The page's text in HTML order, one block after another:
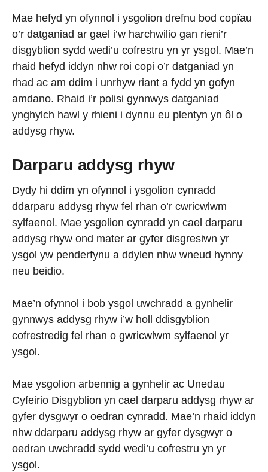
Mae hefyd yn ofynnol i ysgolion drefnu bod copïau
o’r datganiad ar gael i’w harchwilio gan rieni’r
disgyblion sydd wedi’u cofrestru yn yr ysgol. Mae’n
rhaid hefyd iddyn nhw roi copi o’r datganiad yn
rhad ac am ddim i unrhyw riant a fydd yn gofyn
amdano. Rhaid i’r polisi gynnwys datganiad
ynghylch hawl y rhieni i dynnu eu plentyn yn ôl o
addysg rhyw.
Darparu addysg rhyw
Dydy hi ddim yn ofynnol i ysgolion cynradd
ddarparu addysg rhyw fel rhan o’r cwricwlwm
sylfaenol. Mae ysgolion cynradd yn cael darparu
addysg rhyw ond mater ar gyfer disgresiwn yr
ysgol yw penderfynu a ddylen nhw wneud hynny
neu beidio.
Mae’n ofynnol i bob ysgol uwchradd a gynhelir
gynnwys addysg rhyw i’w holl ddisgyblion
cofrestredig fel rhan o gwricwlwm sylfaenol yr
ysgol.
Mae ysgolion arbennig a gynhelir ac Unedau
Cyfeirio Disgyblion yn cael darparu addysg rhyw ar
gyfer dysgwyr o oedran cynradd. Mae’n rhaid iddyn
nhw ddarparu addysg rhyw ar gyfer dysgwyr o
oedran uwchradd sydd wedi’u cofrestru yn yr
ysgol.